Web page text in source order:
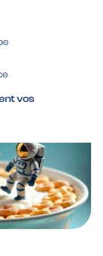
vos